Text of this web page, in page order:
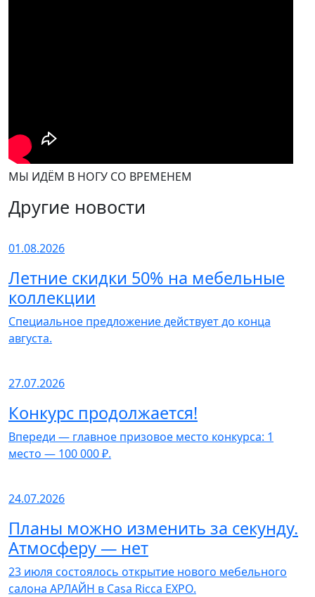
МЫ ИДЁМ В НОГУ СО ВРЕМЕНЕМ
Другие новости
01.08.2026
Летние скидки 50% на мебельные
коллекции
Специальное предложение действует до конца
августа.
27.07.2026
Конкурс продолжается!
Впереди — главное призовое место конкурса: 1
место — 100 000 ₽.
24.07.2026
Планы можно изменить за секунду.
Атмосферу — нет
23 июля состоялось открытие нового мебельного
салона АРЛАЙН в Casa Ricca EXPO.